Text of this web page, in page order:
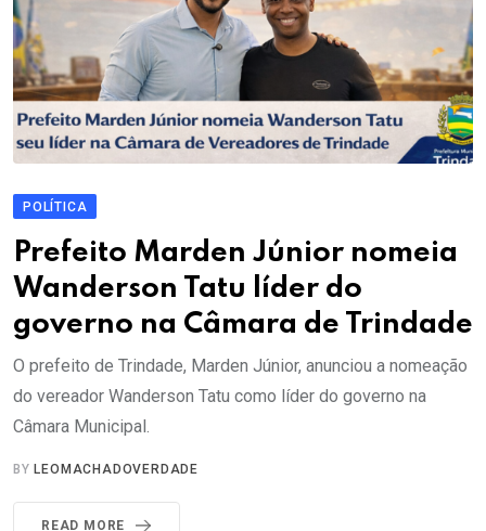
POLÍTICA
Prefeito Marden Júnior nomeia
Wanderson Tatu líder do
governo na Câmara de Trindade
O prefeito de Trindade, Marden Júnior, anunciou a nomeação
do vereador Wanderson Tatu como líder do governo na
Câmara Municipal.
BYLEOMACHADOVERDADE
READ MORE